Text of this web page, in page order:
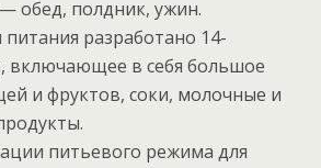
обед, полдник, ужин.
разработано 14-
включающее в себя большое
и фруктов, соки, молочные и
питьевого режима для